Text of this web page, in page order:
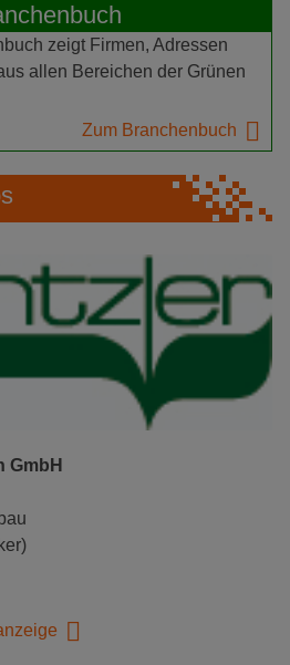
zeigt Firmen, Adressen
allen Bereichen der Grünen
Zum Branchenbuch
GmbH